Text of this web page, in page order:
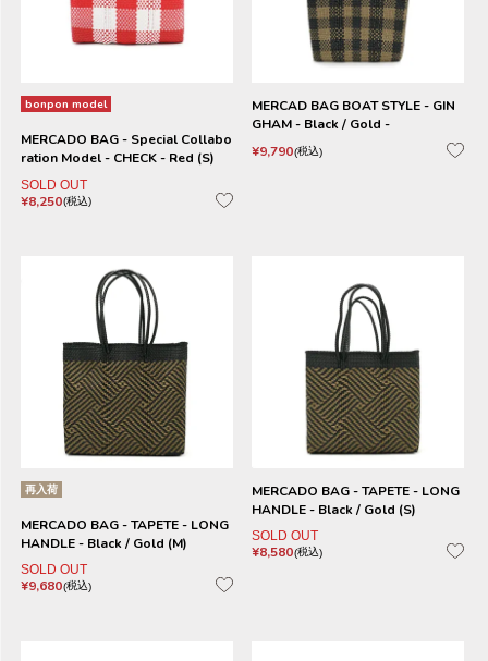
bonpon model
MERCADO BAG - Special Collabo
ration Model - CHECK - Red (S)
SOLD OUT
¥8,250 税込
MERCAD BAG BOAT STYLE - GIN
GHAM - Black / Gold -
¥9,790 税込
再入荷
MERCADO BAG - TAPETE - LONG
HANDLE - Black / Gold (M)
SOLD OUT
¥9,680 税込
MERCADO BAG - TAPETE - LONG
HANDLE - Black / Gold (S)
SOLD OUT
¥8,580 税込